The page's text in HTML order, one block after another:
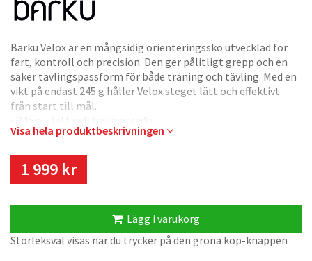
Barku Velox är en mångsidig orienteringssko utvecklad för
fart, kontroll och precision. Den ger pålitligt grepp och en
säker tävlingspassform för både träning och tävling. Med en
vikt på endast 245 g håller Velox steget lätt och effektivt
från start till mål.
• 245 g – lätt och tävlingsredo
• Metalldubbar + 6 mm dobbar – starkt grepp på mjukt och
• SuprFabric®-ovandel – mycket slitstark och ventilerande
• Lätt EVA-mellansula – responsiv känsla
• Smal passform – exakt kontroll i teknisk terräng
Byggd för fart. Skapad för att vinna.
Visa hela produktbeskrivningen
1 999 kr
Lägg i varukorg
Storleksval visas när du trycker på den gröna köp-knappen